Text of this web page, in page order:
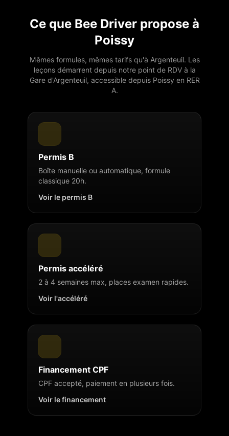
Ce que Bee Driver propose à
Poissy
Mêmes formules, mêmes tarifs qu'à Argenteuil. Les
leçons démarrent depuis notre point de RDV à la
Gare d'Argenteuil, accessible depuis Poissy en RER
A.
Permis B
Boîte manuelle ou automatique, formule
classique 20h.
Voir le permis B
Permis accéléré
2 à 4 semaines max, places examen rapides.
Voir l'accéléré
Financement CPF
CPF accepté, paiement en plusieurs fois.
Voir le financement